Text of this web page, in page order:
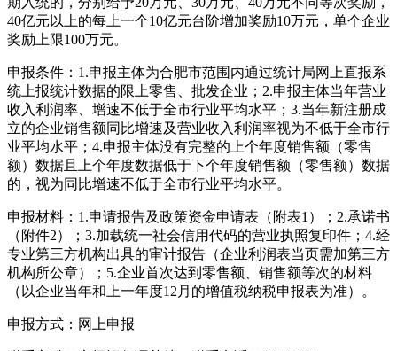
40亿元以上的每上一个10亿元台阶增加奖励10万元，单个企业
奖励上限100万元。
申报条件：1.申报主体为合肥市范围内通过统计局网上直报系
统上报统计数据的限上零售、批发企业；2.申报主体当年营业
收入利润率、增速不低于全市行业平均水平；3.当年新注册成
立的企业销售额同比增速及营业收入利润率视为不低于全市行
业平均水平；4.申报主体没有完整的上个年度销售额（零售
额）数据且上个年度数据低于下个年度销售额（零售额）数据
的，视为同比增速不低于全市行业平均水平。
申报材料：1.申请报告及政策资金申请表（附表1）；2.承诺书
（附件2）；3.加载统一社会信用代码的营业执照复印件；4.经
专业第三方机构出具的审计报告（企业利润表当页需加第三方
机构所公章）；5.企业首次达到零售额、销售额等次的材料
（以企业当年和上一年度12月的增值税纳税申报表为准）。
申报方式：网上申报